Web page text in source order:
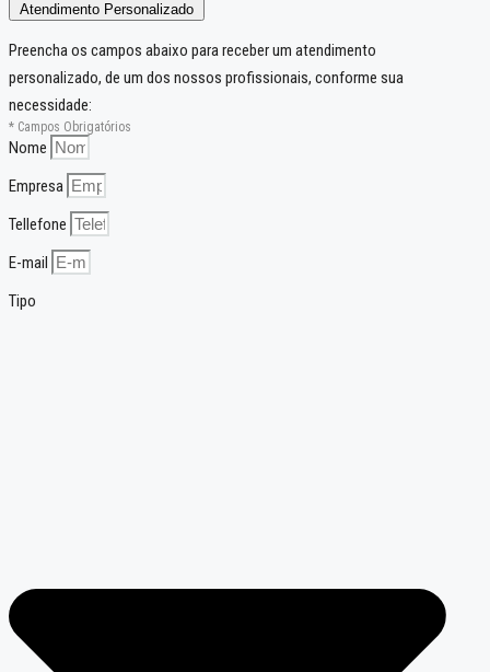
Atendimento Personalizado
Preencha os campos abaixo para receber um atendimento
personalizado, de um dos nossos profissionais, conforme sua
necessidade:
* Campos Obrigatórios
Nome
Empresa
Tellefone
E-mail
Tipo